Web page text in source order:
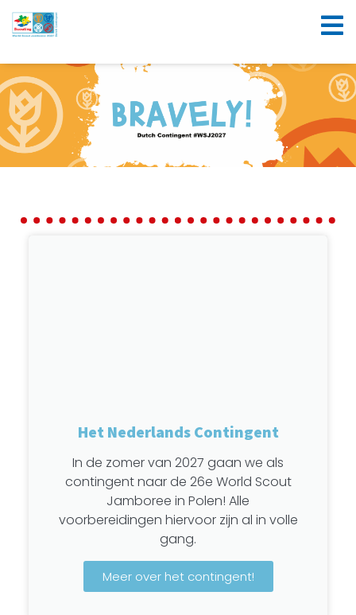
Het Nederlands Contingent
In de zomer van 2027 gaan we als
contingent naar de 26e World Scout
Jamboree in Polen! Alle
voorbereidingen hiervoor zijn al in volle
gang.
Meer over het contingent!